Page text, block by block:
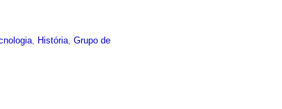
História ,Grupo de